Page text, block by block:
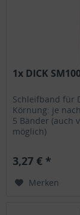
1x DICK
Schleifband für
Körnung: je
5 Bänder (auch
möglich)
3,27 € *
Merken